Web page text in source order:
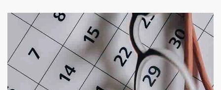
قلوبال لرعاية العين ضعف نظر